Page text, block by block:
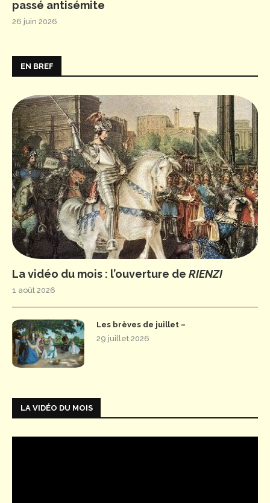
passé antisémite
26 juin 2026
EN BREF
La vidéo du mois : l’ouverture de RIENZI
1 août 2026
Les brèves de juillet –
29 juillet 2026
LA VIDÉO DU MOIS